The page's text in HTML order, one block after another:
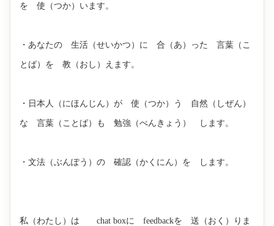
を 使（つか）います。
・あなたの 生活（せいかつ）に 合（あ）った 言葉（こ
とば）を 教（おし）えます。
・日本人（にほんじん）が 使（つか）う 自然（しぜん）
な 言葉（ことば）も 勉強（べんきょう） します。
・文法（ぶんぽう）の 確認（かくにん）を します。
私（わたし）は chat boxに feedbackを 送（おく）りま